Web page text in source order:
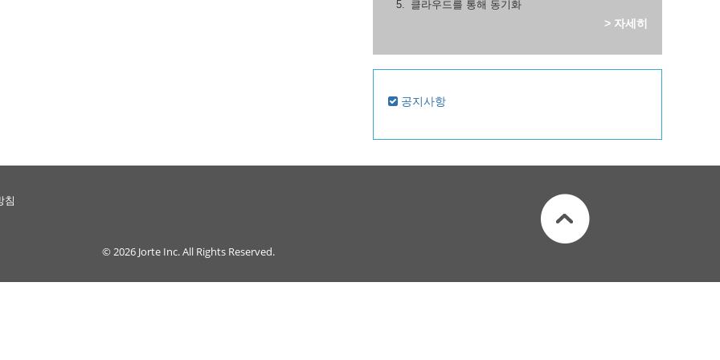
클라우드를 통해 동기화
> 자세히
공지사항
침
© 2026 Jorte Inc.All Rights Reserved.